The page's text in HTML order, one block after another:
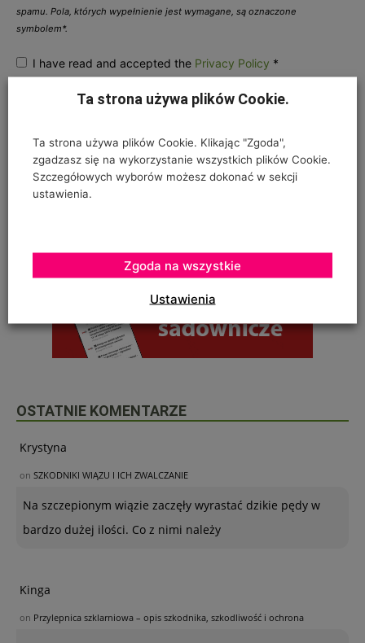
spamu. Pola, których wypełnienie jest wymagane, są oznaczone
symbolem*.
I have read and accepted the Privacy Policy *
OSTATNIE KOMENTARZE
Krystyna
on SZKODNIKI WIĄZU I ICH ZWALCZANIE
Na szczepionym wiązie zaczęły wyrastać dzikie pędy w
bardzo dużej ilości. Co z nimi należy
Kinga
on Przylepnica szklarniowa – opis szkodnika, szkodliwość i ochrona
Ta strona używa plików Cookie.
Ta strona używa plików Cookie. Klikając "Zgoda",
zgadzasz się na wykorzystanie wszystkich plików Cookie.
Szczegółowych wyborów możesz dokonać w sekcji
ustawienia.
Ustawienia
Zgoda na wszystkie